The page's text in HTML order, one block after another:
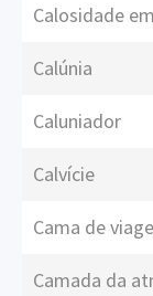
Calosidade
Calúnia
Caluniador
Calvície
Cama de
Camada da